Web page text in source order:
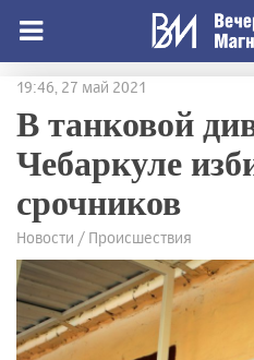
19:46, 27 май 2021
В танковой
Чебаркуле
срочников
Новости / Происшествия